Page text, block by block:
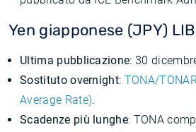
Yen giapponese (JPY)
Ultima pubblicazione: 30
Sostituto overnight: TONA/
Average Rate).
Scadenze più lunghe: TONA